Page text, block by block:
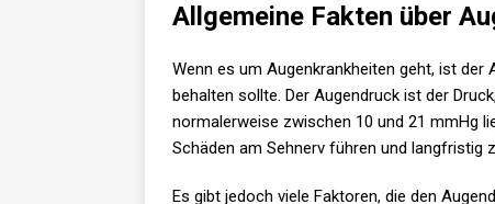
Allgemeine Fakten über
Wenn es um Augenkrankheiten geht, ist der
behalten sollte. Der Augendruck ist der
normalerweise zwischen 10 und 21 mmHg
Schäden am Sehnerv führen und langfristig
Es gibt jedoch viele Faktoren, die den